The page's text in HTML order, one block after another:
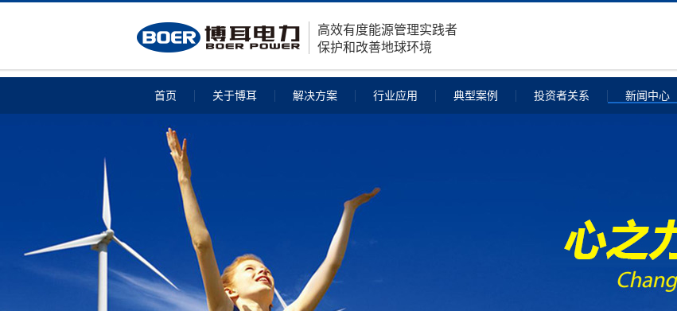
高效有度能源管理实践者
保护和改善地球环境
首页 关于博耳 解决方案 行业应用 典型案例 投资者关系 新闻中心